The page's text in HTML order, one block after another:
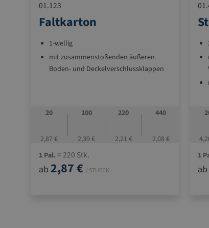
01.123
Faltkarton
1-wellig
mit zusammenstoßenden äußeren
Boden- und Deckelverschlussklappen
20
2,87 €
100
2,39 €
220
2,21 €
440
2,08 €
1 Pal. = 220 Stk.
ab 2,87 € / STUECK
1
ab